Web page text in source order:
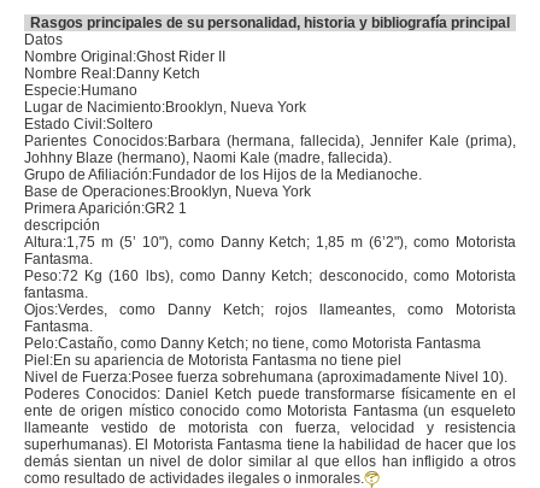
Rasgos principales de su personalidad, historia y bibliografía principal
Datos
Nombre Original:Ghost Rider II
Nombre Real:Danny Ketch
Especie:Humano
Lugar de Nacimiento:Brooklyn, Nueva York
Estado Civil:Soltero
Parientes Conocidos:Barbara (hermana, fallecida), Jennifer Kale (prima),
Johhny Blaze (hermano), Naomi Kale (madre, fallecida).
Grupo de Afiliación:Fundador de los Hijos de la Medianoche.
Base de Operaciones:Brooklyn, Nueva York
Primera Aparición:GR2 1
descripción
Altura:1,75 m (5’ 10"), como Danny Ketch; 1,85 m (6’2"), como Motorista
Fantasma.
Peso:72 Kg (160 lbs), como Danny Ketch; desconocido, como Motorista
fantasma.
Ojos:Verdes, como Danny Ketch; rojos llameantes, como Motorista
Fantasma.
Pelo:Castaño, como Danny Ketch; no tiene, como Motorista Fantasma
Piel:En su apariencia de Motorista Fantasma no tiene piel
Nivel de Fuerza:Posee fuerza sobrehumana (aproximadamente Nivel 10).
Poderes Conocidos: Daniel Ketch puede transformarse físicamente en el
ente de origen místico conocido como Motorista Fantasma (un esqueleto
llameante vestido de motorista con fuerza, velocidad y resistencia
superhumanas). El Motorista Fantasma tiene la habilidad de hacer que los
demás sientan un nivel de dolor similar al que ellos han infligido a otros
como resultado de actividades ilegales o inmorales.